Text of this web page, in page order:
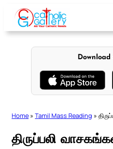
content
Home » Tamil Mass Reading »
திருப்பலி